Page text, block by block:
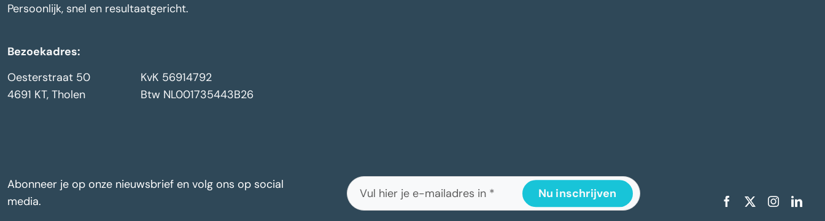
Persoonlijk, snel en resultaatgericht.
Bezoekadres:
Oesterstraat 50
4691 KT, Tholen
KvK 56914792
Btw NL001735443B26
Abonneer je op onze nieuwsbrief en volg ons op social
media.
Nu inschrijven